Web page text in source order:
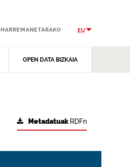
OPEN DATA BIZKAIA
HARREMANETARAKO EU
Metadatuak RDFn